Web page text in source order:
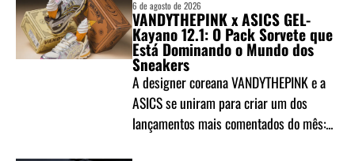
6 de agosto de 2026
VANDYTHEPINK x ASICS GEL-
Kayano 12.1: O Pack Sorvete que
Está Dominando o Mundo dos
Sneakers
A designer coreana VANDYTHEPINK e a
ASICS se uniram para criar um dos
lançamentos mais comentados do mês:...